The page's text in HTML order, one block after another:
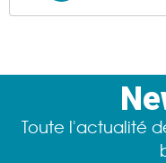
Toute l'actualité